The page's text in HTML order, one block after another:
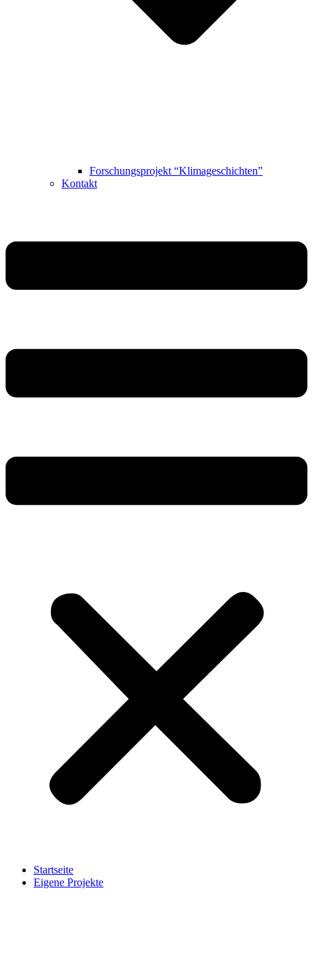
Forschungsprojekt “Klimageschichten”
Kontakt
Startseite
Eigene Projekte